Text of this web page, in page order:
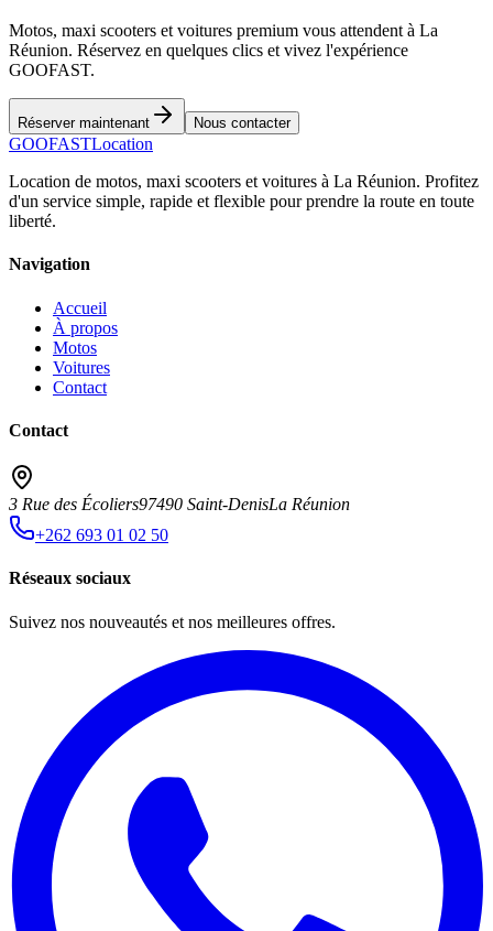
Motos, maxi scooters et voitures premium vous attendent à La
Réunion. Réservez en quelques clics et vivez l'expérience
GOOFAST.
Réserver maintenant Nous contacter
GOOFASTLocation
Location de motos, maxi scooters et voitures à La Réunion. Profitez
d'un service simple, rapide et flexible pour prendre la route en toute
liberté.
Navigation
Accueil
À propos
Motos
Voitures
Contact
Contact
3 Rue des Écoliers97490 Saint-DenisLa Réunion
+262 693 01 02 50
Réseaux sociaux
Suivez nos nouveautés et nos meilleures offres.